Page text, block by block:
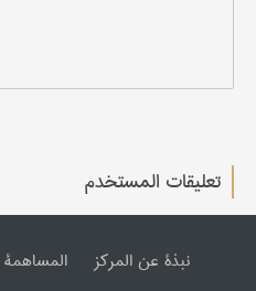
تعليقات المستخدم
نبذة عن المرکز المساهمة